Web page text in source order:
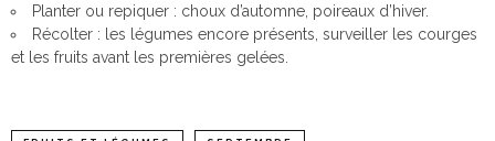
Planter ou repiquer : choux d’automne, poireaux d’hiver.
Récolter : les légumes encore présents, surveiller les courges
et les fruits avant les premières gelées.